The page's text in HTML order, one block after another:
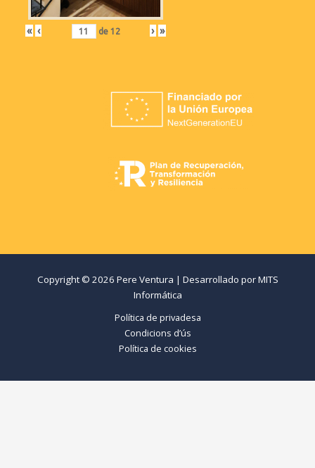
« ‹ de 12 › »
Copyright © 2026 Pere Ventura | Desarrollado porMITS
Informática
Política de privadesa
Condicions d’ús
Política de cookies